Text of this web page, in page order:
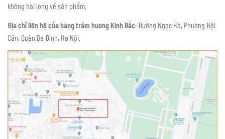
không hài lòng về sản phẩm.
Địa chỉ liên hệ cửa hàng trầm hương Kinh Bắc: Đường Ngọc Hà, Phường Đội
Cấn, Quận Ba Đình, Hà Nội.